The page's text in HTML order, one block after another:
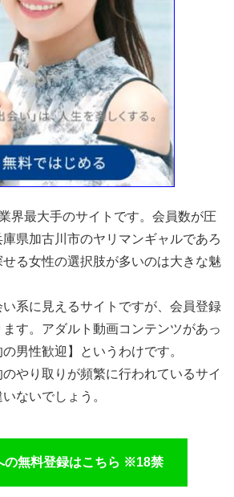
界最大手のサイトです。会員数が圧
県加古川市のヤリマンギャルであろ
る女性の選択肢が多いのは大きな魅
系に見えるサイトですが、会員登録
す。アダルト動画コンテンツがあっ
男性歓迎】というわけです。
やり取りが頻繁に行われているサイ
ないでしょう。
の無料登録はこちら ※18禁